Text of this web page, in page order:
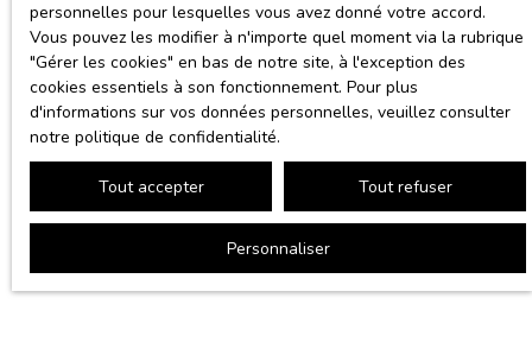
personnelles pour lesquelles vous avez donné votre accord.
Vous pouvez les modifier à n'importe quel moment via la rubrique
″Gérer les cookies″ en bas de notre site, à l'exception des
cookies essentiels à son fonctionnement. Pour plus
d'informations sur vos données personnelles, veuillez consulter
notre politique de confidentialité.
Tout accepter Tout refuser
Personnaliser